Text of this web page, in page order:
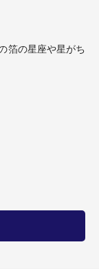
箔の星座や星がち